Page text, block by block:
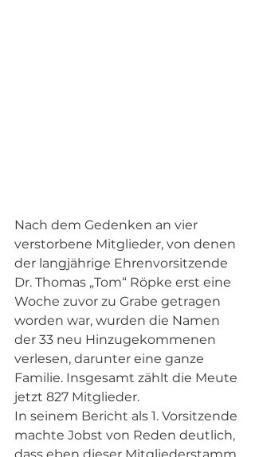
Nach dem Gedenken an vier
verstorbene Mitglieder, von denen
der langjährige Ehrenvorsitzende
Dr. Thomas „Tom“ Röpke erst eine
Woche zuvor zu Grabe getragen
worden war, wurden die Namen
der 33 neu Hinzugekommenen
verlesen, darunter eine ganze
Familie. Insgesamt zählt die Meute
jetzt 827 Mitglieder.
In seinem Bericht als 1. Vorsitzende
machte Jobst von Reden deutlich,
dass eben dieser Mitgliederstamm